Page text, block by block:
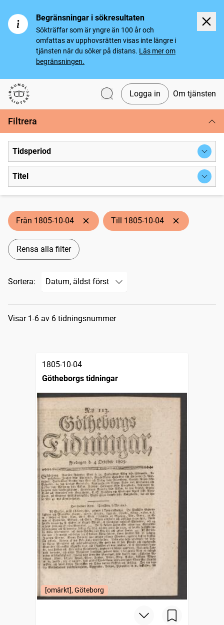
Begränsningar i sökresultaten
Sökträffar som är yngre än 100 år och
omfattas av upphovsrätten visas inte längre i
tjänsten när du söker på distans. Läs mer om
begränsningen.
Svenska tidningar
Logga in Om tjänsten
Filtrera
Tidsperiod
Titel
Från 1805-10-04 Till 1805-10-04
Rensa alla filter
Sortera:
Sökresultat
Visar 1-6 av 6 tidningsnummer
1805-10-04
Götheborgs tidningar
[omärkt], Göteborg